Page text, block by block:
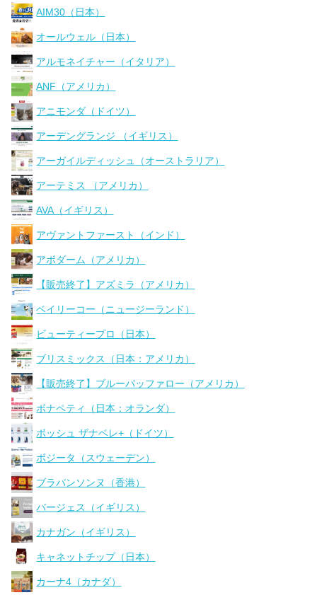
AIM30（日本）
オールウェル（日本）
アルモネイチャー（イタリア）
ANF（アメリカ）
アニモンダ（ドイツ）
アーデングランジ （イギリス）
アーガイルディッシュ（オーストラリア）
アーテミス （アメリカ）
AVA（イギリス）
アヴァントファースト（インド）
アボダーム（アメリカ）
【販売終了】アズミラ（アメリカ）
ベイリーコー（ニュージーランド）
ビューティープロ（日本）
ブリスミックス（日本：アメリカ）
【販売終了】ブルーバッファロー（アメリカ）
ボナペティ（日本：オランダ）
ボッシュ ザナベレ+（ドイツ）
ボジータ（スウェーデン）
ブラバンソンヌ（香港）
バージェス（イギリス）
カナガン（イギリス）
キャネットチップ（日本）
カーナ4（カナダ）